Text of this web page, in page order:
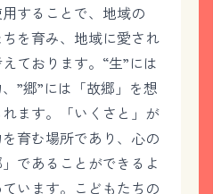
することで、地域の
を育み、地域に愛され
ております。“生”には
”郷”には「故郷」を想
ます。「いくさと」が
育む場所であり、心の
であることができるよ
います。こどもたちの